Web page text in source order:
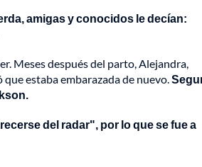
amigas y conocidos le decían:
Meses después del parto, Alejandra,
estaba embarazada de nuevo.
del radar", por lo que se fue a